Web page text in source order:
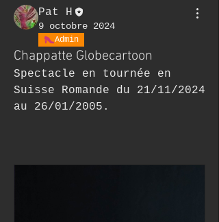
Pat H
9 octobre 2024
Admin
Chappatte Globecartoon
Spectacle en tournée en
Suisse Romande du 21/11/2024
au 26/01/2005.